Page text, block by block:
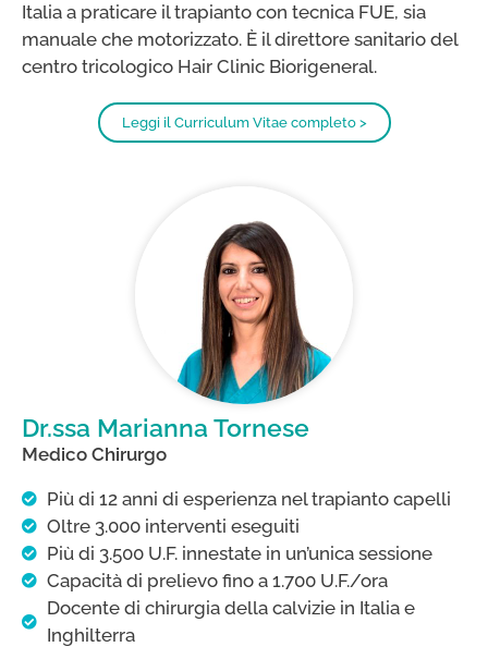
Italia a praticare il trapianto con tecnica FUE, sia
manuale che motorizzato. È il direttore sanitario del
centro tricologico Hair Clinic Biorigeneral.
Leggi il Curriculum Vitae completo >
Dr.ssa Marianna Tornese​
Medico Chirurgo
Più di 12 anni di esperienza nel trapianto capelli
Oltre 3.000 interventi eseguiti
Più di 3.500 U.F. innestate in un’unica sessione
Capacità di prelievo fino a 1.700 U.F./ora
Docente di chirurgia della calvizie in Italia e
Inghilterra